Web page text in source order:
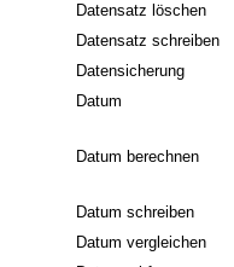
Datensatz löschen
Datensatz schreiben
Datensicherung
Datum
Datum berechnen
Datum schreiben
Datum vergleichen